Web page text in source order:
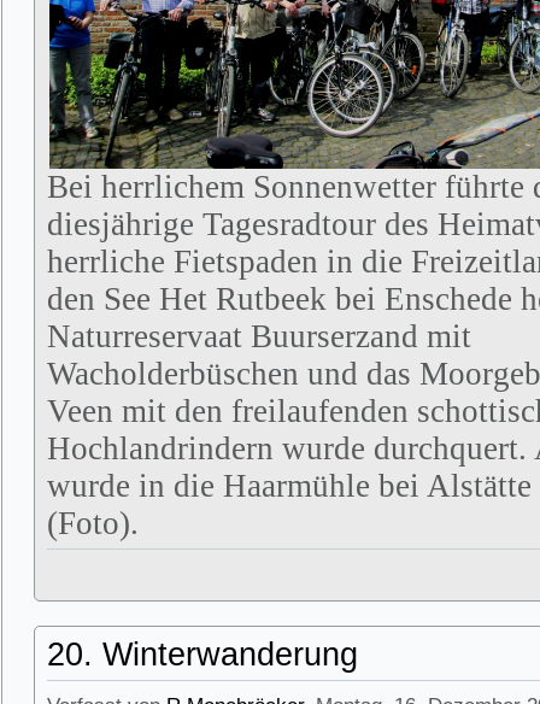
Bei herrlichem Sonnenwetter führte
diesjährige Tagesradtour des
herrliche Fietspaden in die
den See Het Rutbeek bei Enschede
Naturreservaat Buurserzand mit
Wacholderbüschen und das
Veen mit den freilaufenden
Hochlandrindern wurde durchquert.
wurde in die Haarmühle bei Alstätte
(Foto).
20. Winterwanderung